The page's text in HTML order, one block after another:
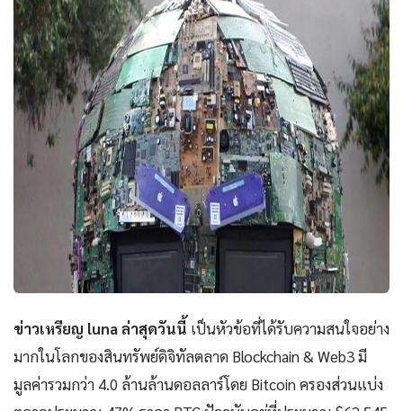
ข่าวเหรียญ luna ล่าสุดวันนี้ เป็นหัวข้อที่ได้รับความสนใจอย่าง
มากในโลกของสินทรัพย์ดิจิทัลตลาด Blockchain & Web3 มี
มูลค่ารวมกว่า 4.0 ล้านล้านดอลลาร์โดย Bitcoin ครองส่วนแบ่ง